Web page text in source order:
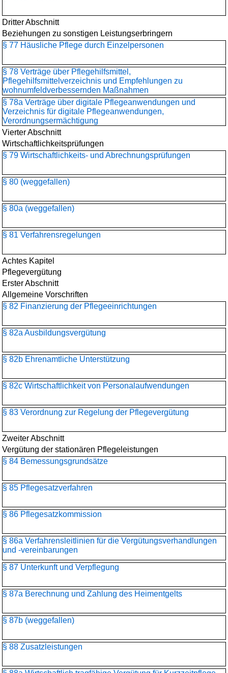
Dritter Abschnitt
Beziehungen zu sonstigen Leistungserbringern
§ 77 Häusliche Pflege durch Einzelpersonen
§ 78 Verträge über Pflegehilfsmittel,
Pflegehilfsmittelverzeichnis und Empfehlungen zu
wohnumfeldverbessernden Maßnahmen
§ 78a Verträge über digitale Pflegeanwendungen und
Verzeichnis für digitale Pflegeanwendungen,
Verordnungsermächtigung
Vierter Abschnitt
Wirtschaftlichkeitsprüfungen
§ 79 Wirtschaftlichkeits- und Abrechnungsprüfungen
§ 80 (weggefallen)
§ 80a (weggefallen)
§ 81 Verfahrensregelungen
Achtes Kapitel
Pflegevergütung
Erster Abschnitt
Allgemeine Vorschriften
§ 82 Finanzierung der Pflegeeinrichtungen
§ 82a Ausbildungsvergütung
§ 82b Ehrenamtliche Unterstützung
§ 82c Wirtschaftlichkeit von Personalaufwendungen
§ 83 Verordnung zur Regelung der Pflegevergütung
Zweiter Abschnitt
Vergütung der stationären Pflegeleistungen
§ 84 Bemessungsgrundsätze
§ 85 Pflegesatzverfahren
§ 86 Pflegesatzkommission
§ 86a Verfahrensleitlinien für die Vergütungsverhandlungen
und -vereinbarungen
§ 87 Unterkunft und Verpflegung
§ 87a Berechnung und Zahlung des Heimentgelts
§ 87b (weggefallen)
§ 88 Zusatzleistungen